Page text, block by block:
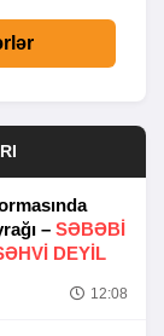
– SƏBƏBI
DEYIL
12:08